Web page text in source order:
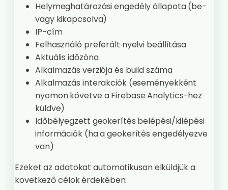
Helymeghatározási engedély állapota (be-
vagy kikapcsolva)
IP-cím
Felhasználó preferált nyelvi beállítása
Aktuális időzóna
Alkalmazás verziója és build száma
Alkalmazás interakciók (eseményekként
nyomon követve a Firebase Analytics-hez
küldve)
Időbélyegzett geokerítés belépési/kilépési
információk (ha a geokerítés engedélyezve
van)
Ezeket az adatokat automatikusan elküldjük a
következő célok érdekében: